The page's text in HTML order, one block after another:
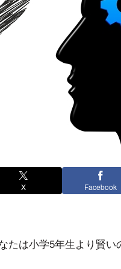
X Facebook
たは小学5年生より賢